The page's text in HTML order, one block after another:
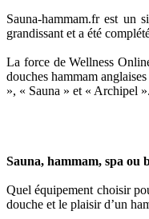
Sauna-hammam.fr est un
grandissant et a été
La force de Wellness
douches hammam
», « Sauna » et « Archipel ».
Sauna, hammam, spa ou
Quel équipement choisir
douche et le plaisir d’un